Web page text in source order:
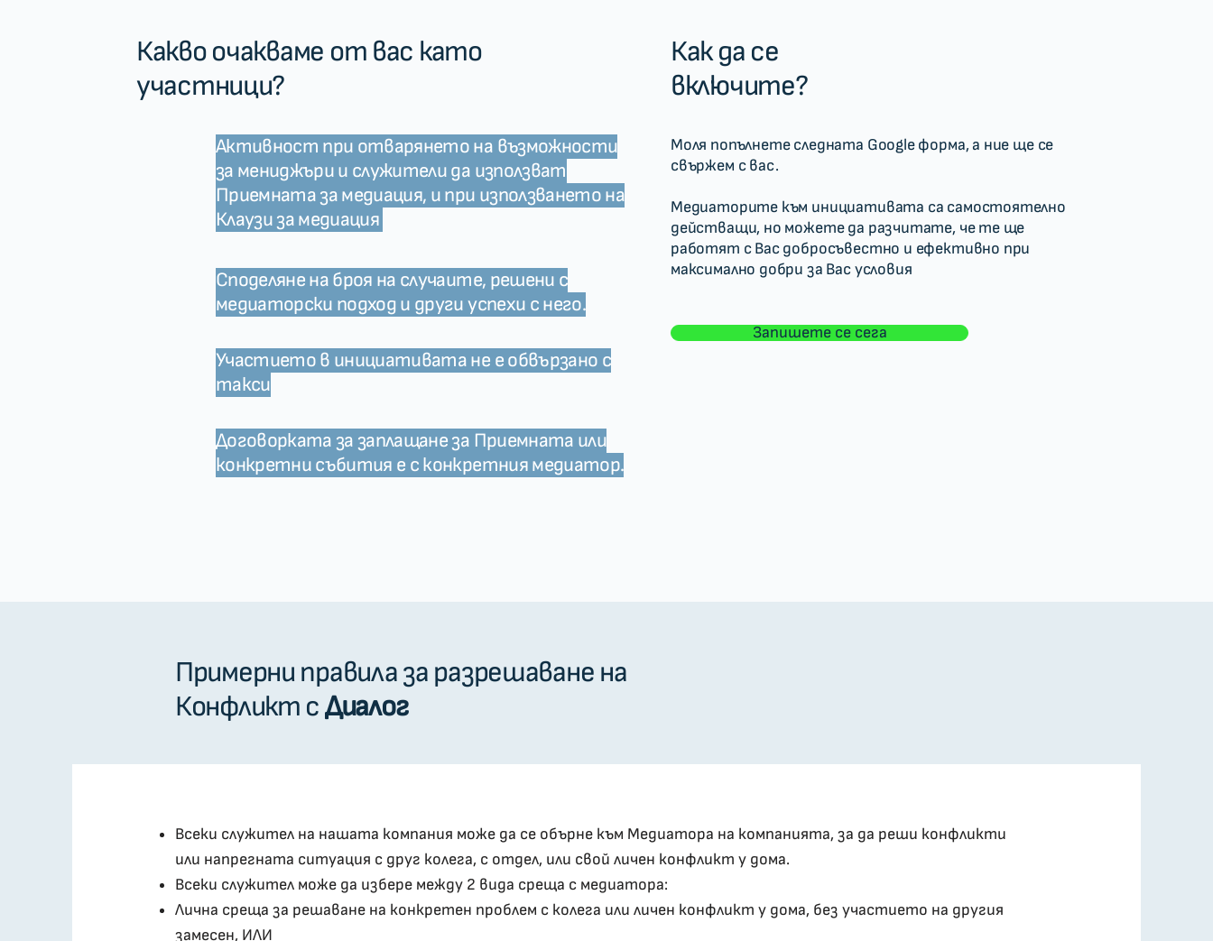
Какво очакваме от вас като
участници?
Как да се
включите?
Активност при отварянето на възможности
за мениджъри и служители да използват
Приемната за медиация, и при използването на
Клаузи за медиация
Споделяне на броя на случаите, решени с
медиаторски подход и други успехи с него.
Моля попълнете следната Google форма, а ние ще се
свържем с вас.
Медиаторите към инициативата са самостоятелно
действащи, но можете да разчитате, че те ще
работят с Вас добросъвестно и ефективно при
максимално добри за Вас условия
Участието в инициативата не е обвързано с
такси
Запишете се сега
Договорката за заплащане за Приемната или
конкретни събития е с конкретния медиатор.
Примерни правила за разрешаване на
Конфликт сДиалог
Всеки служител на нашата компания може да се обърне към Медиатора на компанията, за да реши конфликти
или напрегната ситуация с друг колега, с отдел, или свой личен конфликт у дома.
Всеки служител може да избере между 2 вида среща с медиатора:
Лична среща за решаване на конкретен проблем с колега или личен конфликт у дома, без участието на другия
замесен, ИЛИ